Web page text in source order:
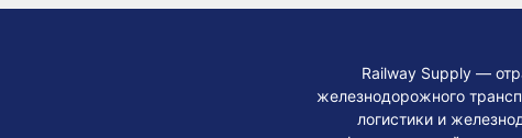
Railway Supply —
железнодорожного
логистики и